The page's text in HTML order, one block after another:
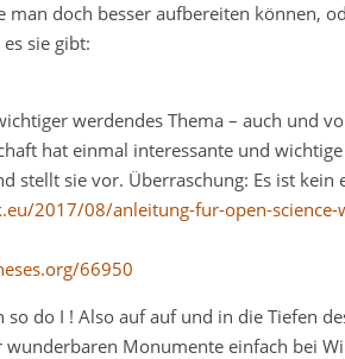
man doch besser aufbereiten können,
sie gibt:
werdendes Thema – auch und
hat einmal interessante und
stellt sie vor. Überraschung: Es ist kein
2017/08/anleitung-fur-open-
66950
so do I ! Also auf auf und in die Tiefen
Monumente einfach bei